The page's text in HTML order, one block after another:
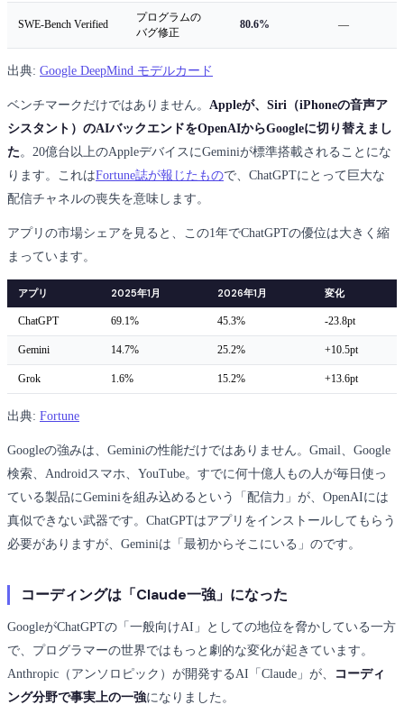
SWE-Bench Verified
プログラムの
バグ修正
80.6% —
出典: Google DeepMind モデルカード
ベンチマークだけではありません。 Appleが、Siri（iPhoneの音声ア
シスタント）のAIバックエンドをOpenAIからGoogleに切り替えまし
た 。20億台以上のAppleデバイスにGeminiが標準搭載されることにな
ります。これはFortune誌が報じたもので、ChatGPTにとって巨大な
配信チャネルの喪失を意味します。
アプリの市場シェアを見ると、この1年でChatGPTの優位は大きく縮
まっています。
アプリ 2025年1月 2026年1月 変化
ChatGPT 69.1% 45.3% -23.8pt
Gemini 14.7% 25.2% +10.5pt
Grok 1.6% 15.2% +13.6pt
出典: Fortune
Googleの強みは、Geminiの性能だけではありません。Gmail、Google
検索、Androidスマホ、YouTube。すでに何十億人もの人が毎日使っ
ている製品にGeminiを組み込めるという「配信力」が、OpenAIには
真似できない武器です。ChatGPTはアプリをインストールしてもらう
必要がありますが、Geminiは「最初からそこにいる」のです。
コーディングは「Claude一強」になった
GoogleがChatGPTの「一般向けAI」としての地位を脅かしている一方
で、プログラマーの世界ではもっと劇的な変化が起きています。
Anthropic（アンソロピック）が開発するAI「Claude」が、
コーディ
ング分野で事実上の一強になりました。